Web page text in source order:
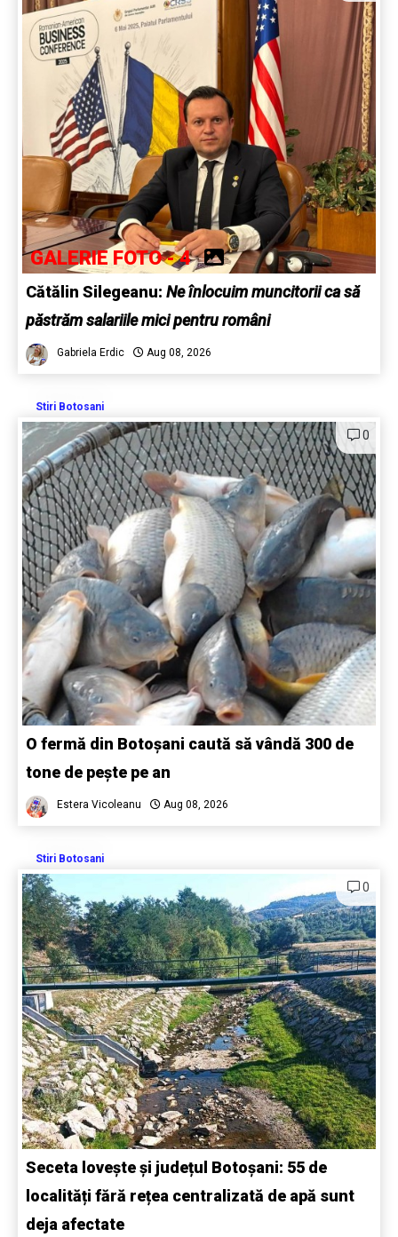
GALERIE FOTO - 4
Cătălin Silegeanu: Ne înlocuim muncitorii ca să
păstrăm salariile mici pentru români
Gabriela Erdic Aug 08, 2026
Stiri Botosani
0
O fermă din Botoșani caută să vândă 300 de
tone de pește pe an
Estera Vicoleanu Aug 08, 2026
Stiri Botosani
0
Seceta lovește și județul Botoșani: 55 de
localități fără rețea centralizată de apă sunt
deja afectate